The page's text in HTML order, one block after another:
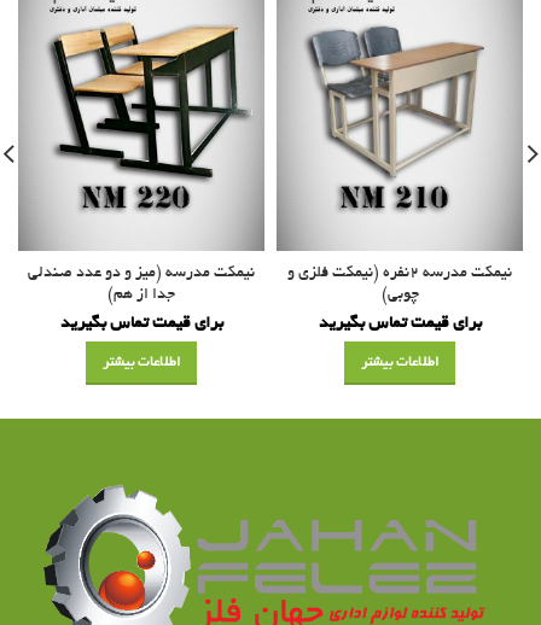
نیمکت مدرسه ۲نفره (نیمکت فلزی و
چوبی)
برای قیمت تماس بگیرید
اطلاعات بیشتر
نیمکت مدرسه (میز و دو عدد صندلی
جدا از هم)
برای قیمت تماس بگیرید
اطلاعات بیشتر